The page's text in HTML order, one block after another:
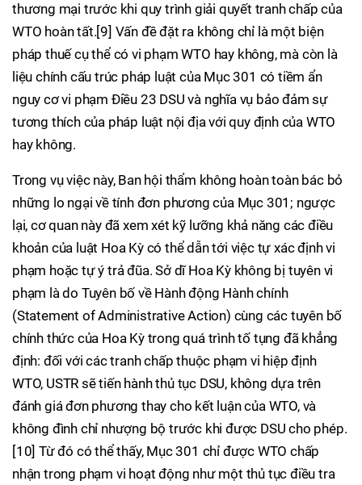
thương mại trước khi quy trình giải quyết tranh chấp của
WTO hoàn tất.[9] Vấn đề đặt ra không chỉ là một biện
pháp thuế cụ thể có vi phạm WTO hay không, mà còn là
liệu chính cấu trúc pháp luật của Mục 301 có tiềm ẩn
nguy cơ vi phạm Điều 23 DSU và nghĩa vụ bảo đảm sự
tương thích của pháp luật nội địa với quy định của WTO
hay không.
Trong vụ việc này, Ban hội thẩm không hoàn toàn bác bỏ
những lo ngại về tính đơn phương của Mục 301; ngược
lại, cơ quan này đã xem xét kỹ lưỡng khả năng các điều
khoản của luật Hoa Kỳ có thể dẫn tới việc tự xác định vi
phạm hoặc tự ý trả đũa. Sở dĩ Hoa Kỳ không bị tuyên vi
phạm là do Tuyên bố về Hành động Hành chính
(Statement of Administrative Action) cùng các tuyên bố
chính thức của Hoa Kỳ trong quá trình tố tụng đã khẳng
định: đối với các tranh chấp thuộc phạm vi hiệp định
WTO, USTR sẽ tiến hành thủ tục DSU, không dựa trên
đánh giá đơn phương thay cho kết luận của WTO, và
không đình chỉ nhượng bộ trước khi được DSU cho phép.
[10] Từ đó có thể thấy, Mục 301 chỉ được WTO chấp
nhận trong phạm vi hoạt động như một thủ tục điều tra